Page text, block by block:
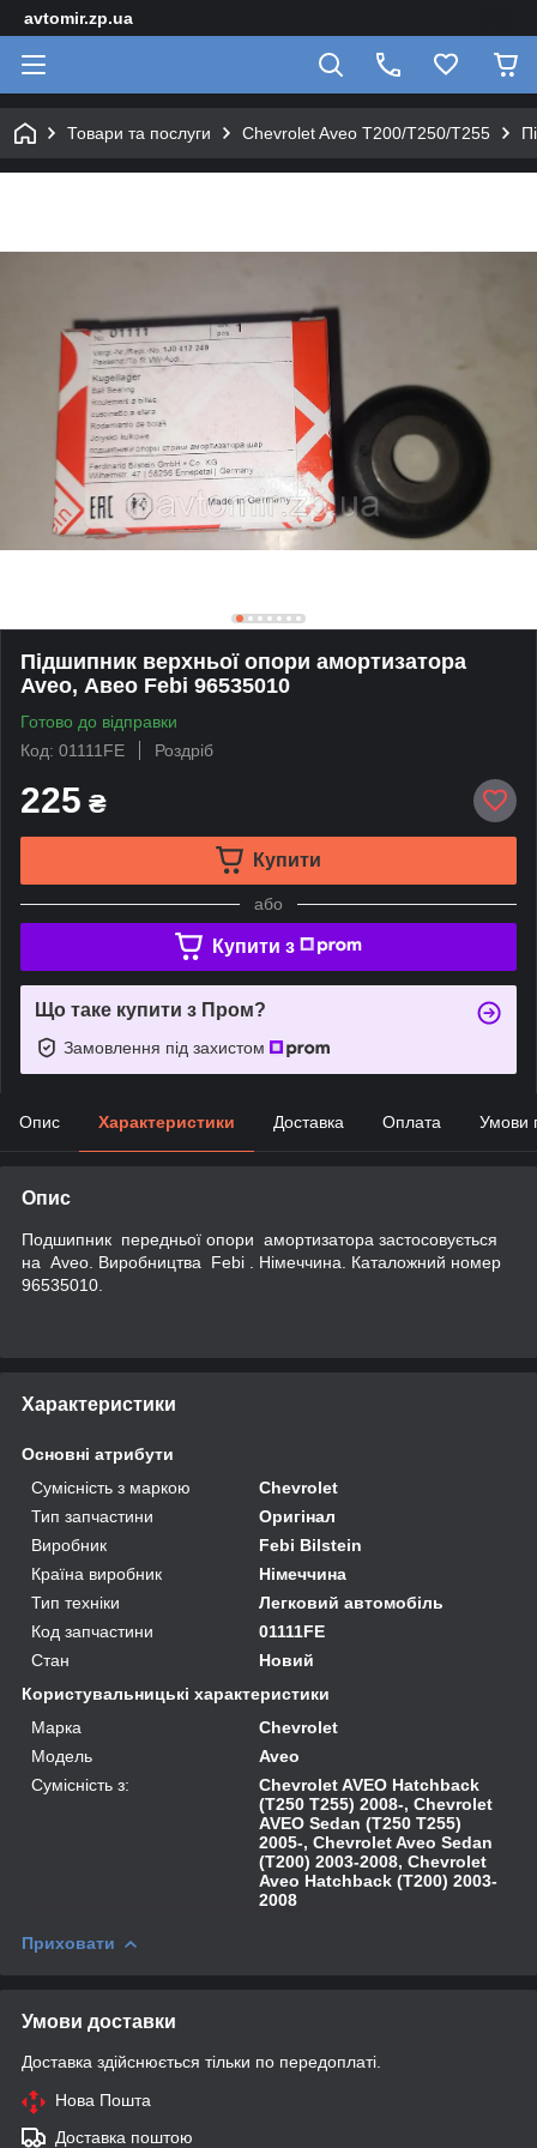
avtomir.zp.ua
Товари та послуги Chevrolet Aveo T200/T250/T255
Підшипник верхньої опори амортизатора
Aveo, Авео Febi 96535010
Готово до відправки
Код: 01111FE
Роздріб
225 ₴
Купити
або
Купити з
Що таке купити з Пром?
Замовлення під захистом
Опис Характеристики Доставка Оплата Умови
Опис
Подшипник передньої опори амортизатора застосовується
на Aveo. Виробництва Febi . Німеччина. Каталожний номер
96535010.
Характеристики
Основні атрибути
Сумісність з маркою
Chevrolet
Тип запчастини
Оригінал
Виробник
Febi Bilstein
Країна виробник
Німеччина
Тип техніки
Легковий автомобіль
Код запчастини
01111FE
Стан
Новий
Користувальницькі характеристики
Марка
Chevrolet
Модель
Aveo
Сумісність з:
Chevrolet AVEO Hatchback
(T250 T255) 2008-, Chevrolet
AVEO Sedan (T250 T255)
2005-, Chevrolet Aveo Sedan
(T200) 2003-2008, Chevrolet
Aveo Hatchback (T200) 2003-
2008
Приховати
Умови доставки
Доставка здійснюється тільки по передоплаті.
Нова Пошта
Доставка поштою